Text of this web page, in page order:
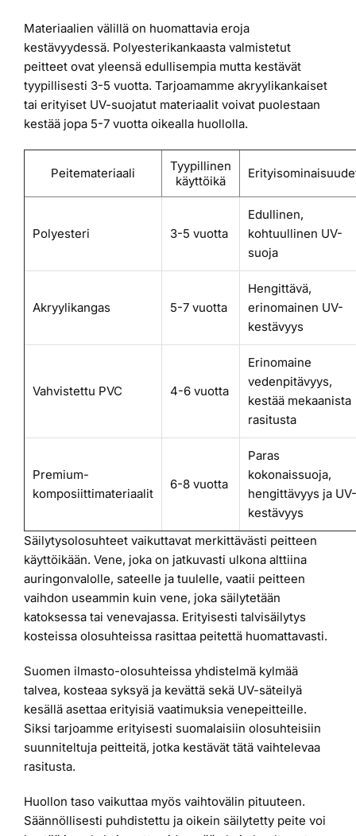
Materiaalien välillä on huomattavia eroja
kestävyydessä. Polyesterikankaasta valmistetut
peitteet ovat yleensä edullisempia mutta kestävät
tyypillisesti 3-5 vuotta. Tarjoamamme akryylikankaiset
tai erityiset UV-suojatut materiaalit voivat puolestaan
kestää jopa 5-7 vuotta oikealla huollolla.
Peitemateriaali
Tyypillinen
käyttöikä
Polyesteri 3-5 vuotta
Edullinen,
kohtuullinen UV-
suoja
Akryylikangas 5-7 vuotta
Hengittävä,
erinomainen UV-
kestävyys
Vahvistettu PVC 4-6 vuotta
Erinomaine
vedenpitävyys,
kestää mekaanista
rasitusta
Premium-
komposiittimateriaalit
6-8 vuotta
Paras
kokonaissuoja,
hengittävyys ja UV-
kestävyys
Säilytysolosuhteet vaikuttavat merkittävästi peitteen
käyttöikään. Vene, joka on jatkuvasti ulkona alttiina
auringonvalolle, sateelle ja tuulelle, vaatii peitteen
vaihdon useammin kuin vene, joka säilytetään
katoksessa tai venevajassa. Erityisesti talvisäilytys
kosteissa olosuhteissa rasittaa peitettä huomattavasti.
Suomen ilmasto-olosuhteissa yhdistelmä kylmää
talvea, kosteaa syksyä ja kevättä sekä UV-säteilyä
kesällä asettaa erityisiä vaatimuksia venepeitteille.
Siksi tarjoamme erityisesti suomalaisiin olosuhteisiin
suunniteltuja peitteitä, jotka kestävät tätä vaihtelevaa
rasitusta.
Huollon taso vaikuttaa myös vaihtovälin pituuteen.
Säännöllisesti puhdistettu ja oikein säilytetty peite voi